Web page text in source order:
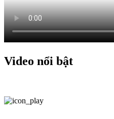
Video nổi bật